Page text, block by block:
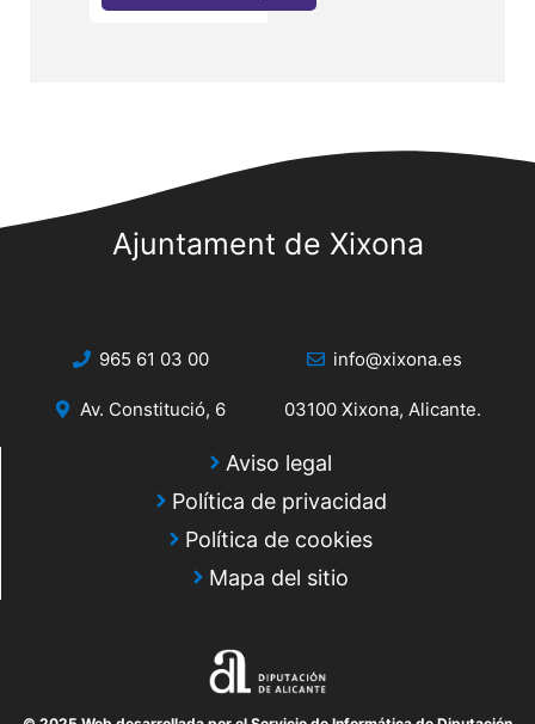
Ajuntament de Xixona
965 61 03 00 info@xixona.es
Av. Constitució, 6 03100 Xixona, Alicante.
Aviso legal
Política de privacidad
Política de cookies
Mapa del sitio